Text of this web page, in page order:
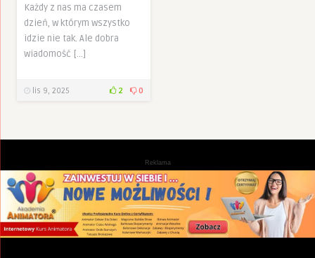
Każdy z nas ma czasem
dzień, w którym wszystko
idzie nie tak. Ale dobra
wiadomość […]
lis 9, 2025 2 0
Reklama